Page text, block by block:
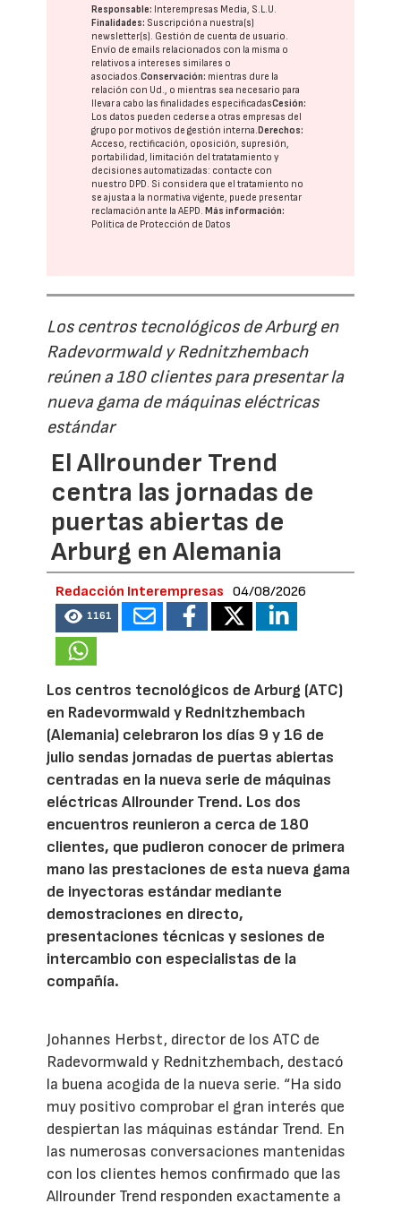
Responsable: Interempresas Media, S.L.U.
Finalidades: Suscripción a nuestra(s)
newsletter(s). Gestión de cuenta de usuario.
Envío de emails relacionados con la misma o
relativos a intereses similares o
asociados.Conservación: mientras dure la
relación con Ud., o mientras sea necesario para
llevar a cabo las finalidades especificadasCesión:
Los datos pueden cederse a otras empresas del
grupo por motivos de gestión interna. Derechos:
Acceso, rectificación, oposición, supresión,
portabilidad, limitación del tratatamiento y
decisiones automatizadas: contacte con
nuestro DPD. Si considera que el tratamiento no
se ajusta a la normativa vigente, puede presentar
reclamación ante laAEPD. Más información:
Política de Protección de Datos
Los centros tecnológicos de Arburg en
Radevormwald y Rednitzhembach
reúnen a 180 clientes para presentar la
nueva gama de máquinas eléctricas
estándar
El Allrounder Trend
centra las jornadas de
puertas abiertas de
Arburg en Alemania
Redacción Interempresas 04/08/2026
1161
Los centros tecnológicos de Arburg (ATC)
en Radevormwald y Rednitzhembach
(Alemania) celebraron los días 9 y 16 de
julio sendas jornadas de puertas abiertas
centradas en la nueva serie de máquinas
eléctricas Allrounder Trend. Los dos
encuentros reunieron a cerca de 180
clientes, que pudieron conocer de primera
mano las prestaciones de esta nueva gama
de inyectoras estándar mediante
demostraciones en directo,
presentaciones técnicas y sesiones de
intercambio con especialistas de la
compañía.
Johannes Herbst, director de los ATC de
Radevormwald y Rednitzhembach, destacó
la buena acogida de la nueva serie. “Ha sido
muy positivo comprobar el gran interés que
despiertan las máquinas estándar Trend. En
las numerosas conversaciones mantenidas
con los clientes hemos confirmado que las
Allrounder Trend responden exactamente a